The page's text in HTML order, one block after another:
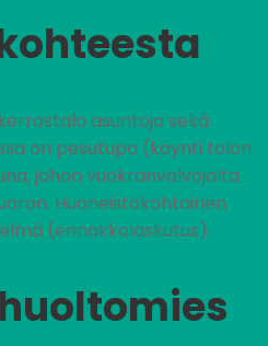
asuntoja sekä
on pesutupa (käynti talon
johon vuokranvalvojalta
Huoneistokohtainen
(ennakkolaskutus).